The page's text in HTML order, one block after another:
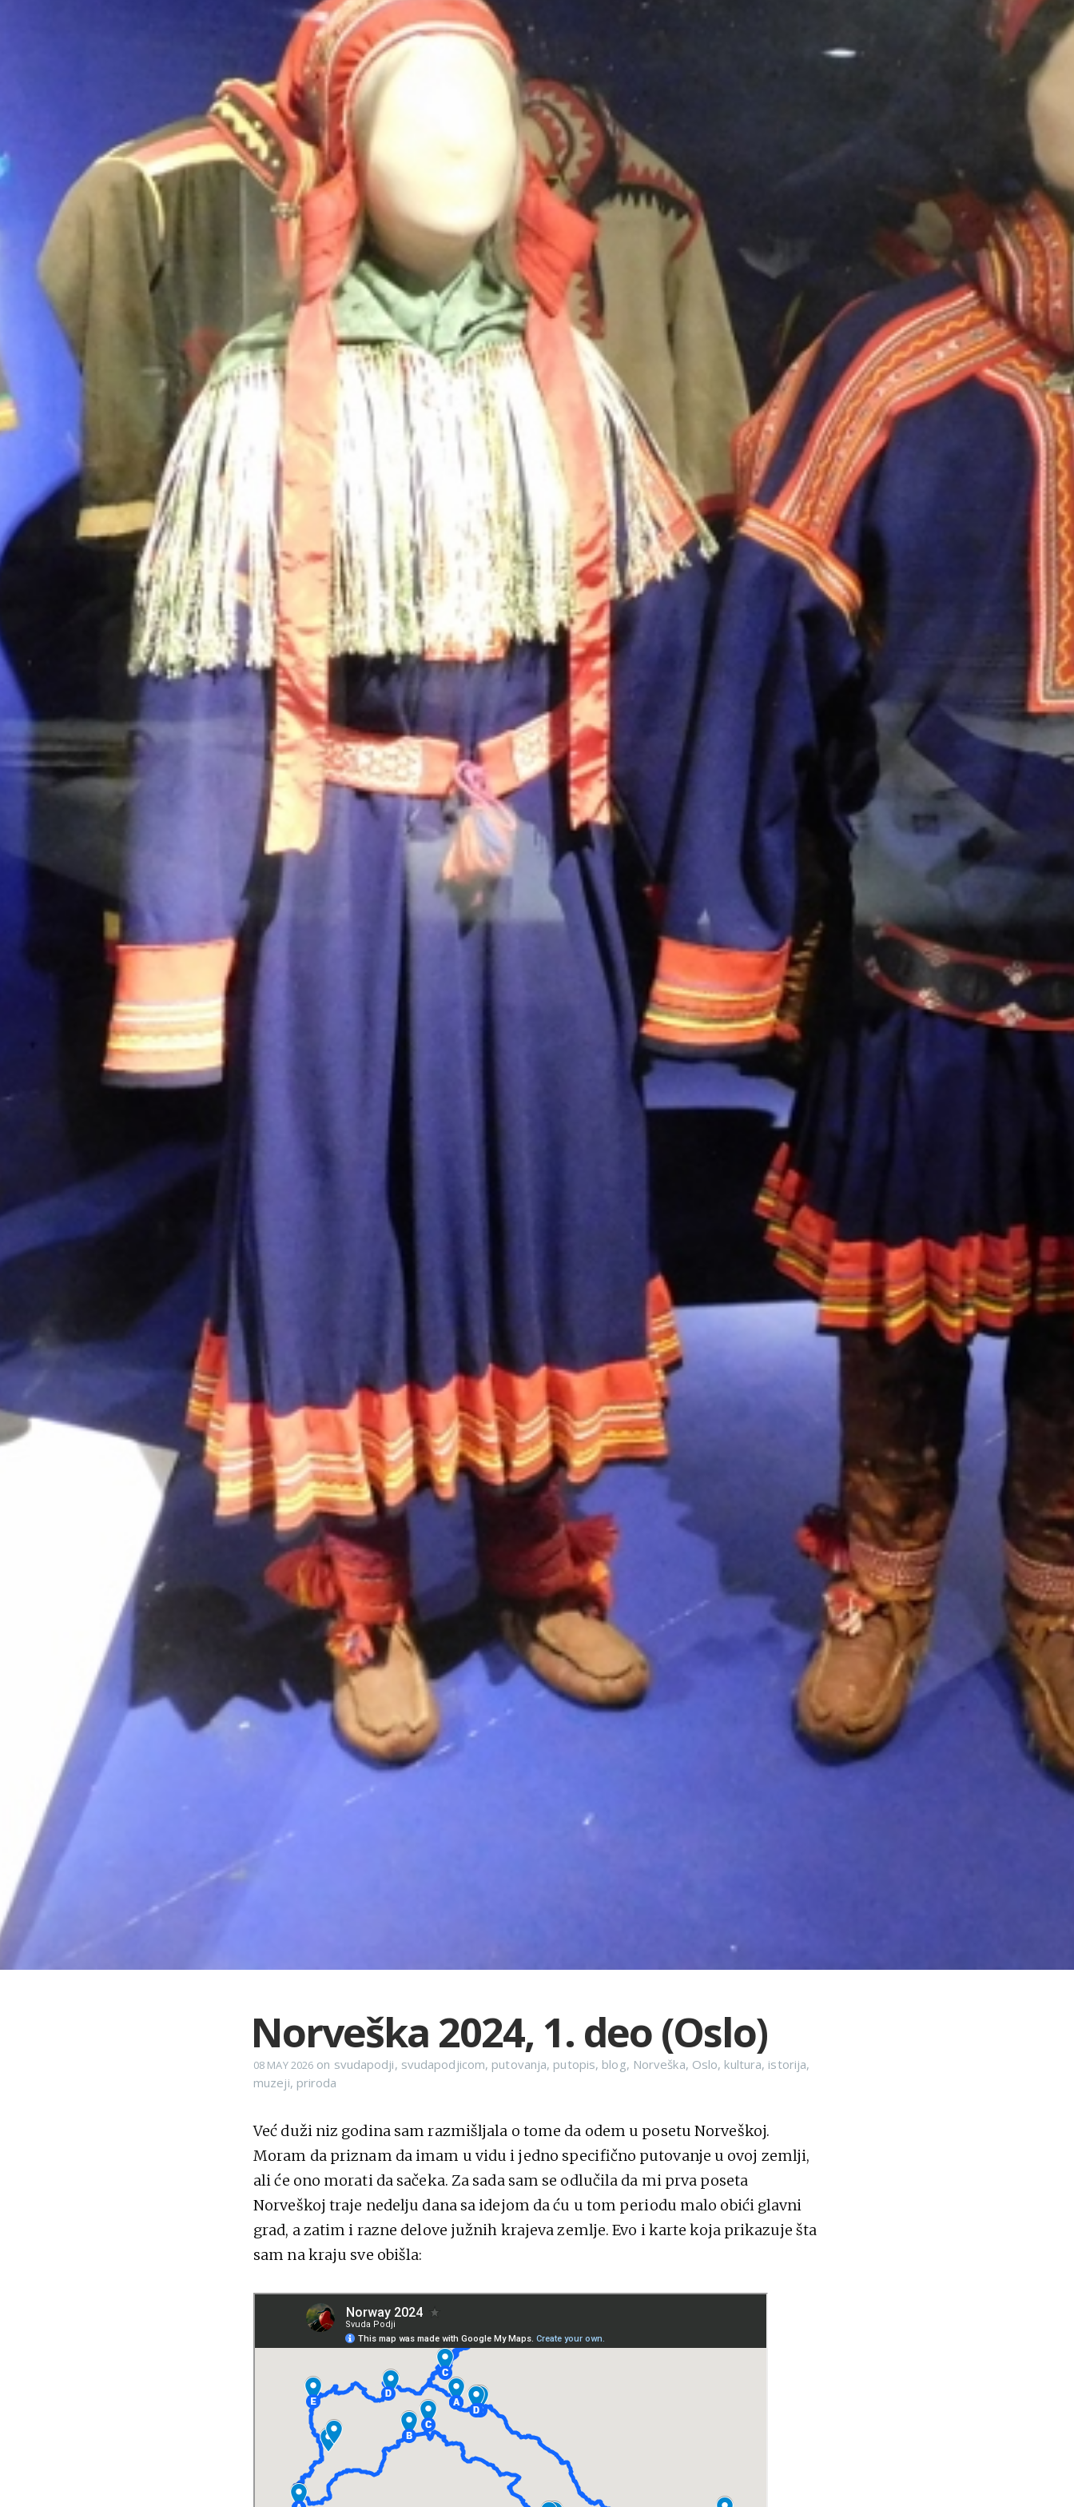
Norveška 2024, 1. deo (Oslo)
08 MAY 2026 on svudapodji, svudapodjicom, putovanja, putopis, blog, Norveška, Oslo, kultura, istorija,
muzeji, priroda
Već duži niz godina sam razmišljala o tome da odem u posetu Norveškoj.
Moram da priznam da imam u vidu i jedno specifično putovanje u ovoj zemlji,
ali će ono morati da sačeka. Za sada sam se odlučila da mi prva poseta
Norveškoj traje nedelju dana sa idejom da ću u tom periodu malo obići glavni
grad, a zatim i razne delove južnih krajeva zemlje. Evo i karte koja prikazuje šta
sam na kraju sve obišla: